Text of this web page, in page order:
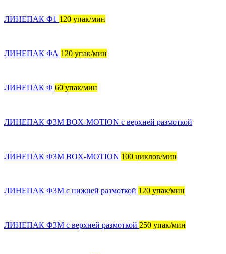
ЛИНЕПАК Ф1 120 упак/мин
ЛИНЕПАК ФА 120 упак/мин
ЛИНЕПАК Ф 60 упак/мин
ЛИНЕПАК Ф3М BOX-MOTION с верхней размоткой
ЛИНЕПАК Ф3М BOX-MOTION 100 циклов/мин
ЛИНЕПАК Ф3М с нижней размоткой 120 упак/мин
ЛИНЕПАК Ф3M с верхней размоткой 250 упак/мин